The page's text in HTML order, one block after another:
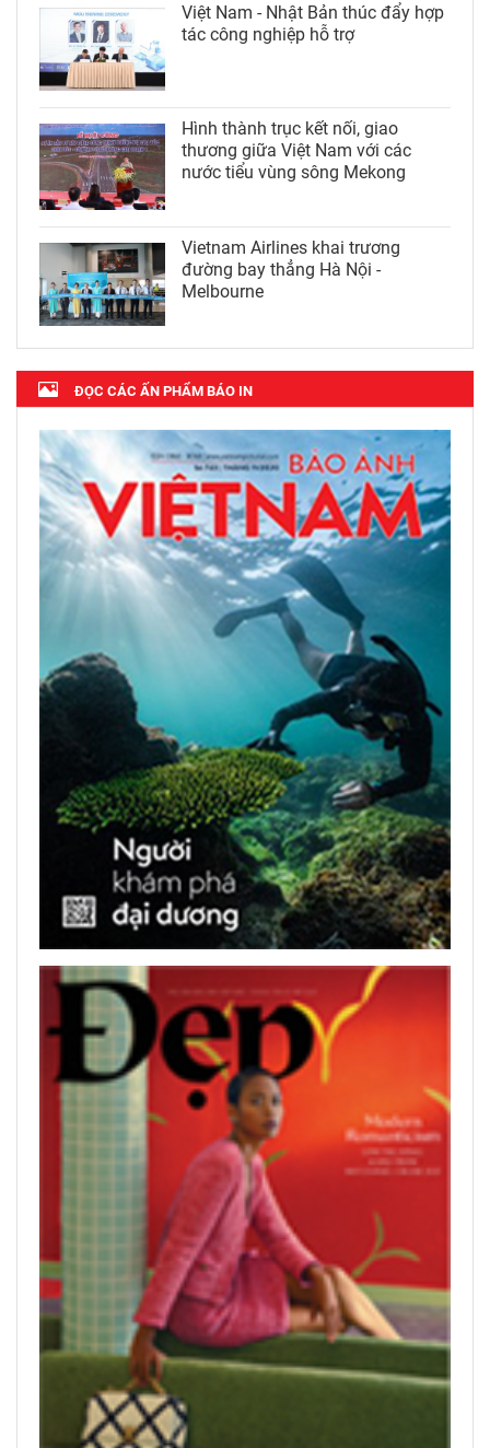
Việt Nam - Nhật Bản thúc đẩy hợp
tác công nghiệp hỗ trợ
Hình thành trục kết nối, giao
thương giữa Việt Nam với các
nước tiểu vùng sông Mekong
Vietnam Airlines khai trương
đường bay thẳng Hà Nội -
Melbourne
ĐỌC CÁC ẤN PHẨM BÁO IN